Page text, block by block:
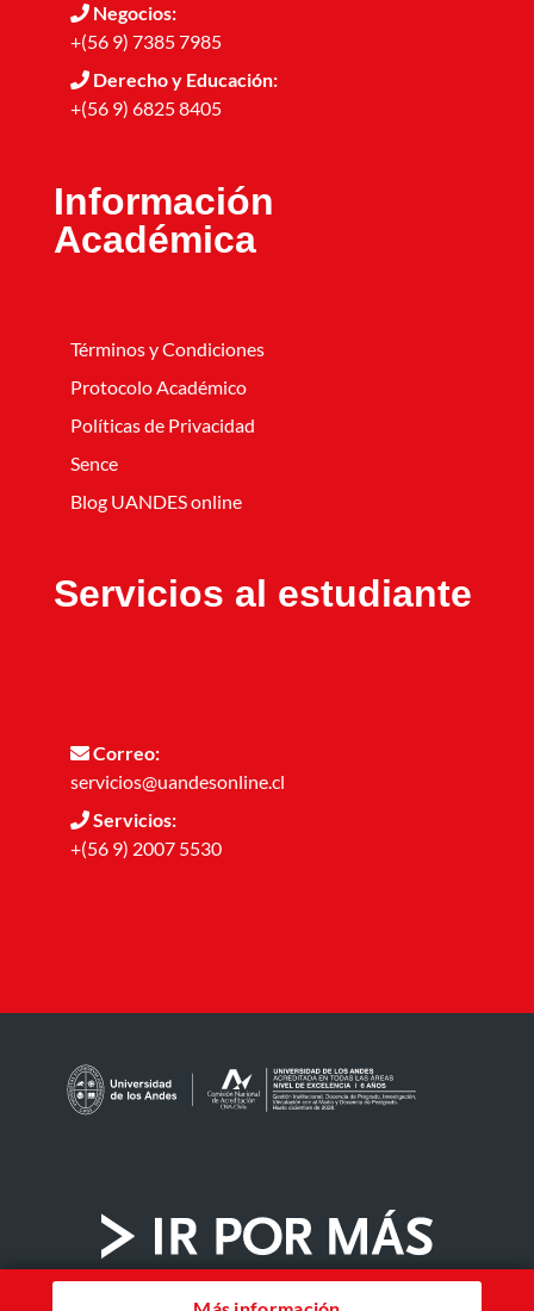
Negocios:
+(56 9) 7385 7985
Derecho y Educación:
+(56 9) 6825 8405
Información
Académica
Términos y Condiciones
Protocolo Académico
Políticas de Privacidad
Sence
Blog UANDES online
Servicios al estudiante
Correo:
servicios@uandesonline.cl
Servicios:
+(56 9) 2007 5530